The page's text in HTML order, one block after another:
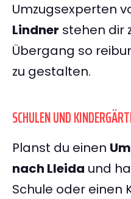
Umzugsexperten
Lindner stehen dir
Übergang so
zu gestalten.
SCHULEN UND
Planst du einen
nach Lleida und
Schule oder einen